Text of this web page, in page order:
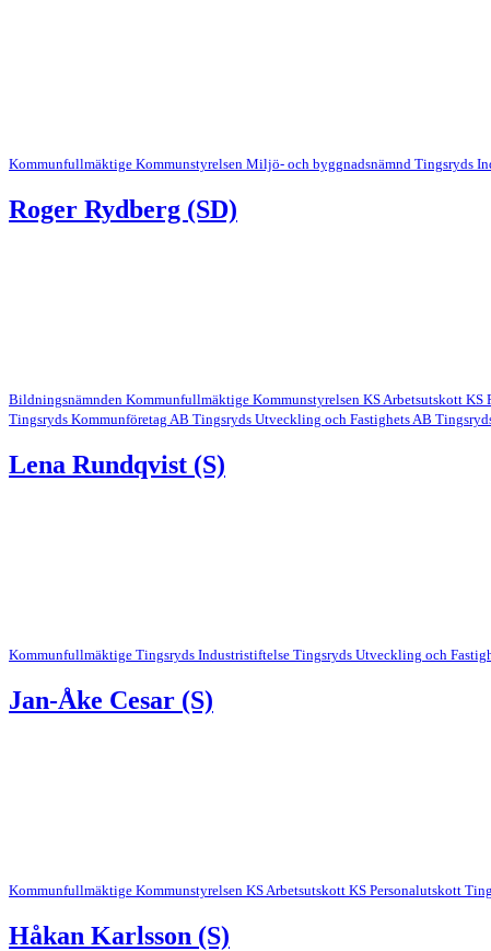
Kommunfullmäktige Kommunstyrelsen Miljö- och byggnadsnämnd Tingsryds
Roger Rydberg (SD)
Bildningsnämnden Kommunfullmäktige Kommunstyrelsen KS Arbetsutskott KS
Tingsryds Kommunföretag AB Tingsryds Utveckling och Fastighets AB
Lena Rundqvist (S)
Kommunfullmäktige Tingsryds Industristiftelse Tingsryds Utveckling och
Jan-Åke Cesar (S)
Kommunfullmäktige Kommunstyrelsen KS Arbetsutskott KS Personalutskott
Håkan Karlsson (S)